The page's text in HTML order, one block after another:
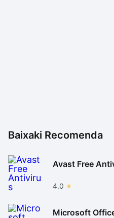
Baixaki Recomenda
Avast Free
4.0
Microsoft